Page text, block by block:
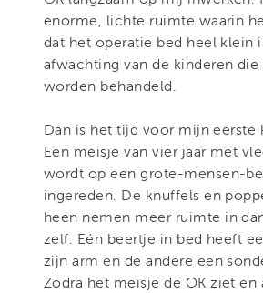
enorme, lichte ruimte waarin
dat het operatie bed heel klein
afwachting van de kinderen die
worden behandeld.
Dan is het tijd voor mijn eerste
Een meisje van vier jaar met
wordt op een grote-mensen-
ingereden. De knuffels en
heen nemen meer ruimte in
zelf. Eén beertje in bed heeft
zijn arm en de andere een
Zodra het meisje de OK ziet en